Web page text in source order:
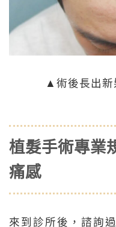
▲術後長出新
植髮手術專業
痛感
來到診所後，諮詢